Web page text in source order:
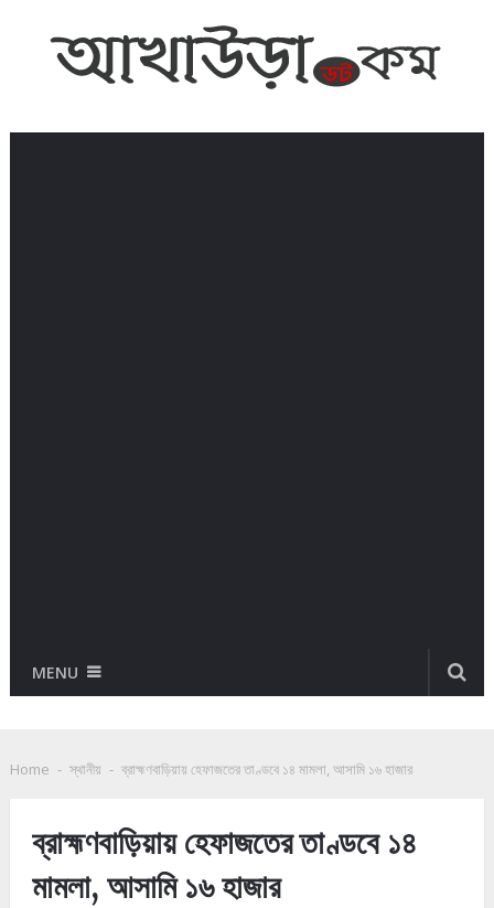
MENU
Home - স্থানীয় - ব্রাহ্মণবাড়িয়ায় হেফাজতের তাণ্ডবে ১৪ মামলা, আসামি ১৬ হাজার
ব্রাহ্মণবাড়িয়ায় হেফাজতের তাণ্ডবে ১৪
মামলা, আসামি ১৬ হাজার